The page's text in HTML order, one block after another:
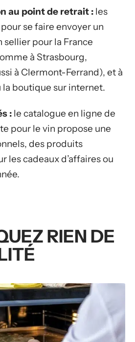
au point de retrait : les
se faire envoyer un
pour la France
à Strasbourg,
à Clermont-Ferrand), et à
la boutique sur internet.
: le catalogue en ligne de
pour le vin propose une
des produits
les cadeaux d’affaires ou
RIEN DE